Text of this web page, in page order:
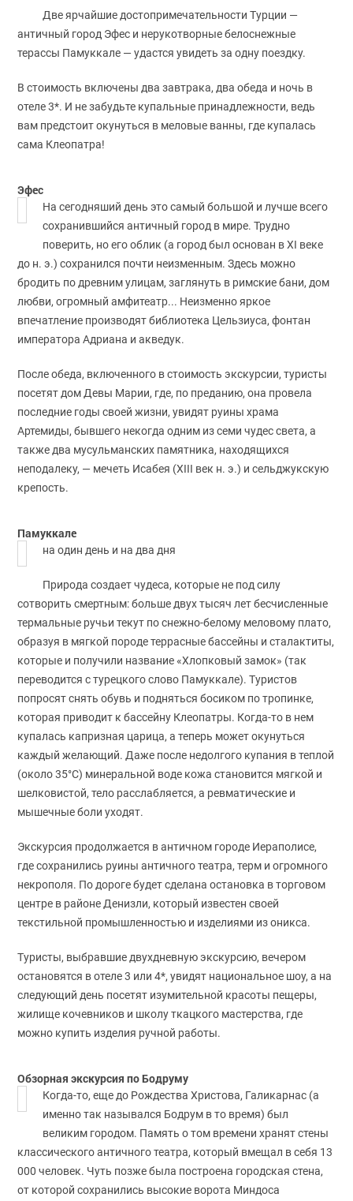
Две ярчайшие достопримечательности Турции —
античный город Эфес и нерукотворные белоснежные
терассы Памуккале — удастся увидеть за одну поездку.
В стоимость включены два завтрака, два обеда и ночь в
отеле 3*. И не забудьте купальные принадлежности, ведь
вам предстоит окунуться в меловые ванны, где купалась
сама Клеопатра!
Эфес
На сегодняший день это самый большой и лучше всего
сохранившийся античный город в мире. Трудно
поверить, но его облик (а город был основан в XI веке
до н. э.) сохранился почти неизменным. Здесь можно
бродить по древним улицам, заглянуть в римские бани, дом
любви, огромный амфитеатр... Неизменно яркое
впечатление производят библиотека Цельзиуса, фонтан
императора Адриана и акведук.
После обеда, включенного в стоимость экскурсии, туристы
посетят дом Девы Марии, где, по преданию, она провела
последние годы своей жизни, увидят руины храма
Артемиды, бывшего некогда одним из семи чудес света, а
также два мусульманских памятника, находящихся
неподалеку, — мечеть Исабея (XIII век н. э.) и сельджукскую
крепость.
Памуккале
на один день и на два дня
Природа создает чудеса, которые не под силу
сотворить смертным: больше двух тысяч лет бесчисленные
термальные ручьи текут по снежно-белому меловому плато,
образуя в мягкой породе террасные бассейны и сталактиты,
которые и получили название «Хлопковый замок» (так
переводится с турецкого слово Памуккале). Туристов
попросят снять обувь и подняться босиком по тропинке,
которая приводит к бассейну Клеопатры. Когда-то в нем
купалась капризная царица, а теперь может окунуться
каждый желающий. Даже после недолгого купания в теплой
(около 35°С) минеральной воде кожа становится мягкой и
шелковистой, тело расслабляется, а ревматические и
мышечные боли уходят.
Экскурсия продолжается в античном городе Иераполисе,
где сохранились руины античного театра, терм и огромного
некрополя. По дороге будет сделана остановка в торговом
центре в районе Денизли, который известен своей
текстильной промышленностью и изделиями из оникса.
Туристы, выбравшие двухдневную экскурсию, вечером
остановятся в отеле 3 или 4*, увидят национальное шоу, а на
следующий день посетят изумительной красоты пещеры,
жилище кочевников и школу ткацкого мастерства, где
можно купить изделия ручной работы.
Обзорная экскурсия по Бодруму
Когда-то, еще до Рождества Христова, Галикарнас (а
именно так назывался Бодрум в то время) был
великим городом. Память о том времени хранят стены
классического античного театра, который вмещал в себя 13
000 человек. Чуть позже была построена городская стена,
от которой сохранились высокие ворота Миндоса